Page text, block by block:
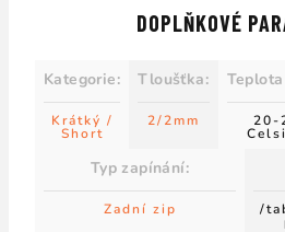
DOPLŇKOVÉ
Kategorie:
Krátký /
Short
Tloušťka:
2/2mm 20-
Typ zapínání:
Zadní zip /